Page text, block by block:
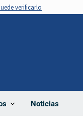
verificarlo
Noticias